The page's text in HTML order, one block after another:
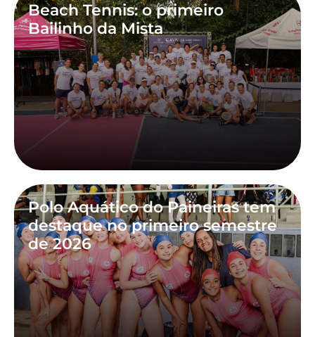
Beach Tennis: o primeiro
Bailinho da Mista
Polo Aquático do Paineiras tem
destaque no primeiro semestre
de 2026